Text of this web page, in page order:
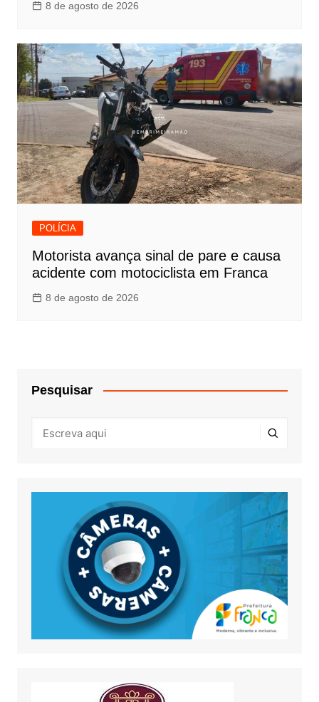
8 de agosto de 2026
POLÍCIA
Motorista avança sinal de pare e causa
acidente com motociclista em Franca
8 de agosto de 2026
Pesquisar